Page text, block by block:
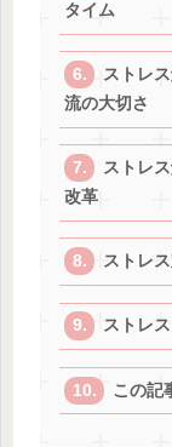
タイム
ストレ
流の大切さ
ストレ
改革
ストレ
ストレ
この記